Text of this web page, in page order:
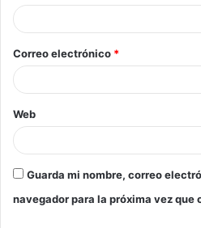
Correo electrónico *
Web
Guarda mi nombre, correo
navegador para la próxima vez que